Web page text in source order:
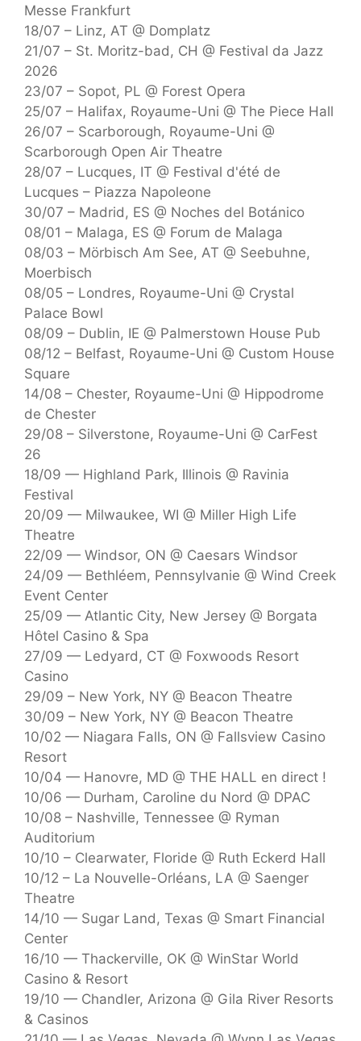
Messe Frankfurt
18/07 – Linz, AT @ Domplatz
21/07 – St. Moritz-bad, CH @ Festival da Jazz
2026
23/07 – Sopot, PL @ Forest Opera
25/07 – Halifax, Royaume-Uni @ The Piece Hall
26/07 – Scarborough, Royaume-Uni @
Scarborough Open Air Theatre
28/07 – Lucques, IT @ Festival d'été de
Lucques – Piazza Napoleone
30/07 – Madrid, ES @ Noches del Botánico
08/01 – Malaga, ES @ Forum de Malaga
08/03 – Mörbisch Am See, AT @ Seebuhne,
Moerbisch
08/05 – Londres, Royaume-Uni @ Crystal
Palace Bowl
08/09 – Dublin, IE @ Palmerstown House Pub
08/12 – Belfast, Royaume-Uni @ Custom House
Square
14/08 – Chester, Royaume-Uni @ Hippodrome
de Chester
29/08 – Silverstone, Royaume-Uni @ CarFest
26
18/09 — Highland Park, Illinois @ Ravinia
Festival
20/09 — Milwaukee, WI @ Miller High Life
Theatre
22/09 — Windsor, ON @ Caesars Windsor
24/09 — Bethléem, Pennsylvanie @ Wind Creek
Event Center
25/09 — Atlantic City, New Jersey @ Borgata
Hôtel Casino & Spa
27/09 — Ledyard, CT @ Foxwoods Resort
Casino
29/09 – New York, NY @ Beacon Theatre
30/09 – New York, NY @ Beacon Theatre
10/02 — Niagara Falls, ON @ Fallsview Casino
Resort
10/04 — Hanovre, MD @ THE HALL en direct !
10/06 — Durham, Caroline du Nord @ DPAC
10/08 – Nashville, Tennessee @ Ryman
Auditorium
10/10 – Clearwater, Floride @ Ruth Eckerd Hall
10/12 – La Nouvelle-Orléans, LA @ Saenger
Theatre
14/10 — Sugar Land, Texas @ Smart Financial
Center
16/10 — Thackerville, OK @ WinStar World
Casino & Resort
19/10 — Chandler, Arizona @ Gila River Resorts
& Casinos